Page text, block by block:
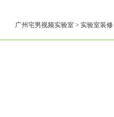
广州宅男视频实验室 > 实验室装修